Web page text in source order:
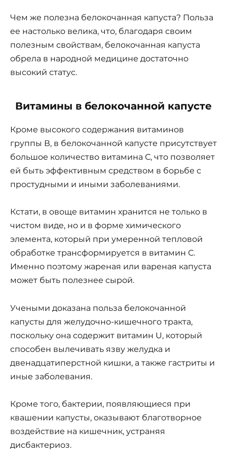
Чем же полезна белокочанная капуста? Польза
ее настолько велика, что, благодаря своим
полезным свойствам, белокочанная капуста
обрела в народной медицине достаточно
высокий статус.
Витамины в белокочанной капусте
Кроме высокого содержания витаминов
группы В, в белокочанной капусте присутствует
большое количество витамина С, что позволяет
ей быть эффективным средством в борьбе с
простудными и иными заболеваниями.
Кстати, в овоще витамин хранится не только в
чистом виде, но и в форме химического
элемента, который при умеренной тепловой
обработке трансформируется в витамин С.
Именно поэтому жареная или вареная капуста
может быть полезнее сырой.
Учеными доказана польза белокочанной
капусты для желудочно-кишечного тракта,
поскольку она содержит витамин U, который
способен вылечивать язву желудка и
двенадцатиперстной кишки, а также гастриты и
иные заболевания.
Кроме того, бактерии, появляющиеся при
квашении капусты, оказывают благотворное
воздействие на кишечник, устраняя
дисбактериоз.